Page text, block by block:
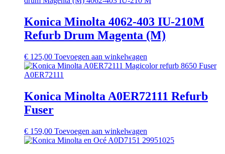
Konica Minolta 4062-403 IU-210M
Refurb Drum Magenta (M)
€ 125,00 Toevoegen aan winkelwagen
Konica Minolta A0ER72111 Refurb
Fuser
€ 159,00 Toevoegen aan winkelwagen